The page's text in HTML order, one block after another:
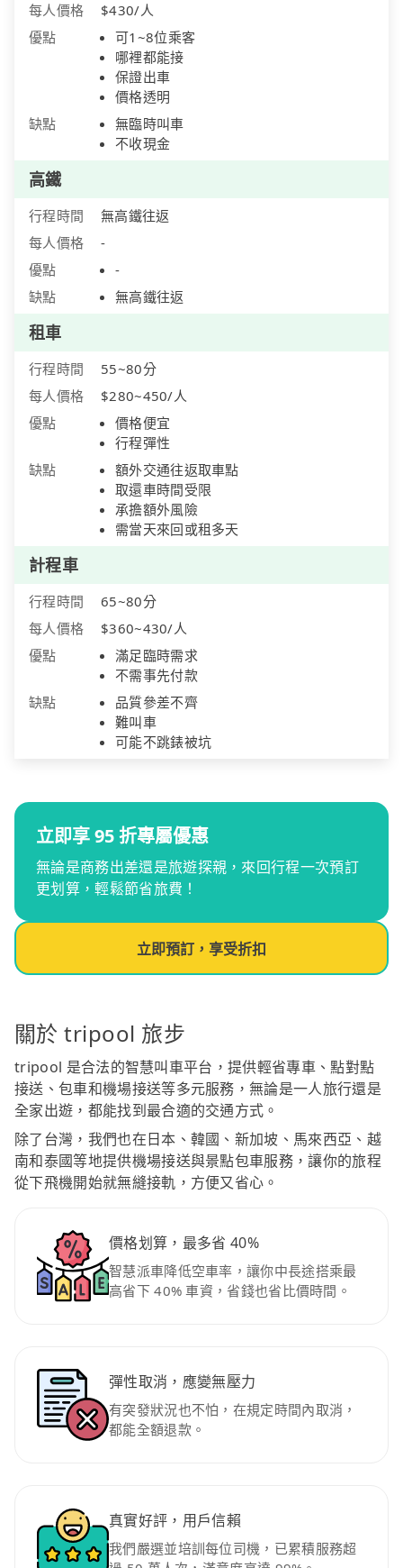
每人價格
$430/人
優點
可1~8位乘客
哪裡都能接
保證出車
價格透明
缺點
無臨時叫車
不收現金
高鐵
行程時間
無高鐵往返
每人價格
-
優點
-
缺點
無高鐵往返
租車
行程時間
55~80分
每人價格
$280~450/人
優點
價格便宜
行程彈性
缺點
額外交通往返取車點
取還車時間受限
承擔額外風險
需當天來回或租多天
計程車
行程時間
65~80分
每人價格
$360~430/人
優點
滿足臨時需求
不需事先付款
缺點
品質參差不齊
難叫車
可能不跳錶被坑
立即享 95 折專屬優惠
無論是商務出差還是旅遊探親，來回行程一次預訂
更划算，輕鬆節省旅費！
立即預訂，享受折扣
關於 tripool 旅步
tripool 是合法的智慧叫車平台，提供輕省專車、點對點
接送、包車和機場接送等多元服務，無論是一人旅行還是
全家出遊，都能找到最合適的交通方式。
除了台灣，我們也在日本、韓國、新加坡、馬來西亞、越
南和泰國等地提供機場接送與景點包車服務，讓你的旅程
從下飛機開始就無縫接軌，方便又省心。
價格划算，最多省 40%
智慧派車降低空車率，讓你中長途搭乘最
高省下 40% 車資，省錢也省比價時間。
彈性取消，應變無壓力
有突發狀況也不怕，在規定時間內取消，
都能全額退款。
真實好評，用戶信賴
我們嚴選並培訓每位司機，已累積服務超